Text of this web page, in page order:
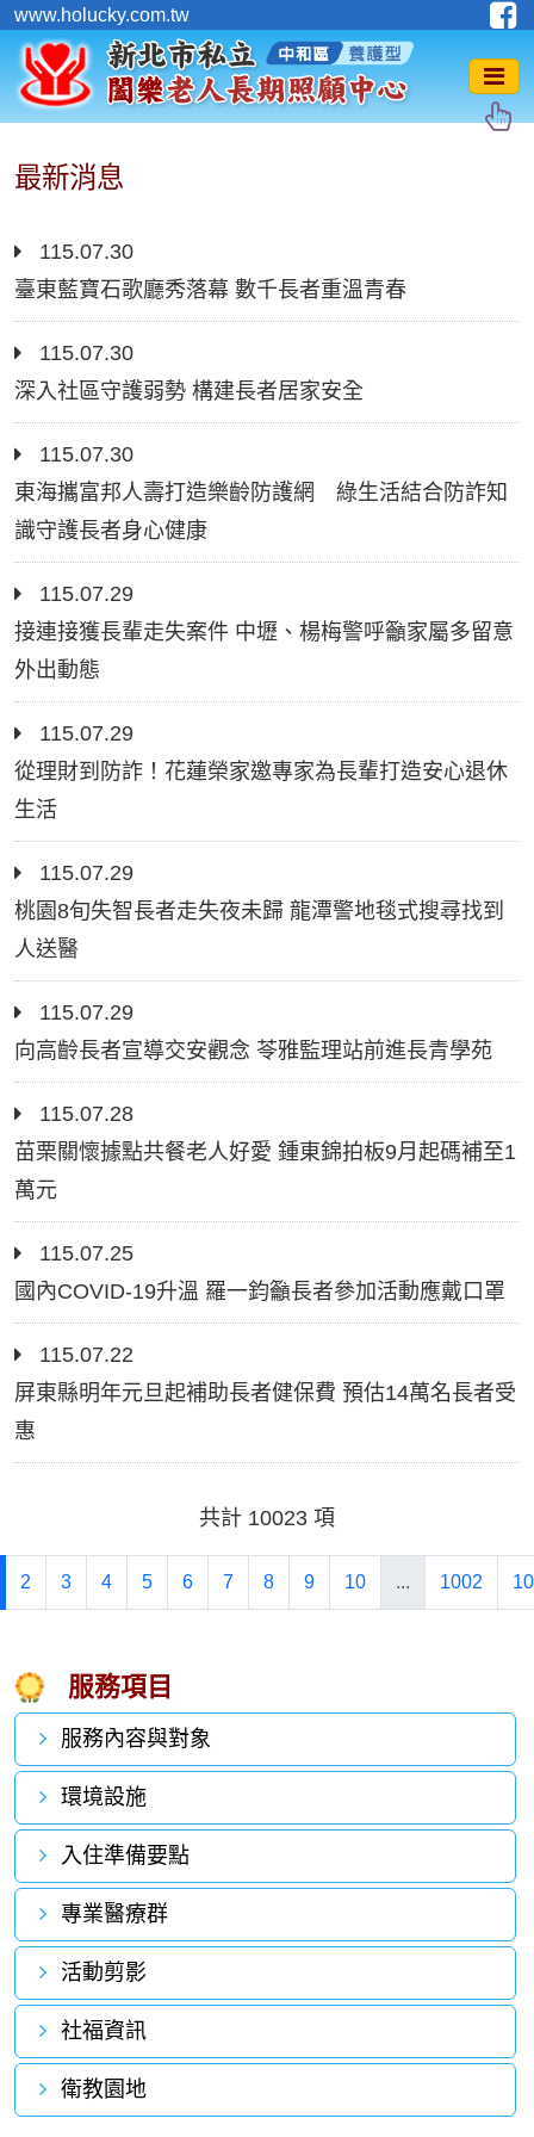
www.holucky.com.tw
最新消息
115.07.30
臺東藍寶石歌廳秀落幕 數千長者重溫青春
115.07.30
深入社區守護弱勢 構建長者居家安全
115.07.30
東海攜富邦人壽打造樂齡防護網 綠生活結合防詐知
識守護長者身心健康
115.07.29
接連接獲長輩走失案件 中壢、楊梅警呼籲家屬多留意
外出動態
115.07.29
從理財到防詐！花蓮榮家邀專家為長輩打造安心退休
生活
115.07.29
桃園8旬失智長者走失夜未歸 龍潭警地毯式搜尋找到
人送醫
115.07.29
向高齡長者宣導交安觀念 苓雅監理站前進長青學苑
115.07.28
苗栗關懷據點共餐老人好愛 鍾東錦拍板9月起碼補至1
萬元
115.07.25
國內COVID-19升溫 羅一鈞籲長者參加活動應戴口罩
115.07.22
屏東縣明年元旦起補助長者健保費 預估14萬名長者受
惠
共計 10023 項
2 3 4 5 6 7 8 9 10 ... 1002
服務項目
服務內容與對象
環境設施
入住準備要點
專業醫療群
活動剪影
社福資訊
衛教園地